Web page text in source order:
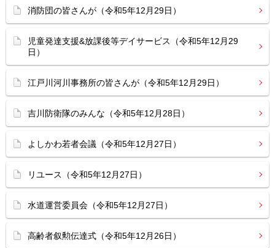
消防団の皆さんが（令和5年12月29日）
児童発達支援&放課後等デイサービス（令和5年12月29
日）
江戸川河川事務所の皆さんが（令和5年12月29日）
吉川防衛隊のみんな（令和5年12月28日）
よしかわ若者会議（令和5年12月27日）
リユース（令和5年12月27日）
水道運営委員会（令和5年12月27日）
高齢者叙勲伝達式（令和5年12月26日）